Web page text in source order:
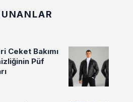
Ceket Bakımı
Püf